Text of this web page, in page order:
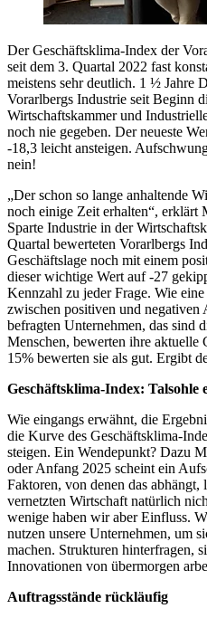
Der Geschäftsklima-Index der
seit dem 3. Quartal 2022 fast
meistens sehr deutlich. 1 ½ Jahre
Vorarlbergs Industrie seit Beginn
Wirtschaftskammer und
noch nie gegeben. Der neueste
-18,3 leicht ansteigen.
nein!
„Der schon so lange anhaltende
noch einige Zeit erhalten“, erklärt
Sparte Industrie in der
Quartal bewerteten Vorarlbergs
Geschäftslage noch mit einem
dieser wichtige Wert auf -27
Kennzahl zu jeder Frage. Wie
zwischen positiven und
befragten Unternehmen, das sind
Menschen, bewerten ihre aktuelle
15% bewerten sie als gut. Ergibt
Geschäftsklima-Index: Talsohle
Wie eingangs erwähnt, die
die Kurve des Geschäftsklima-
steigen. Ein Wendepunkt? Dazu
oder Anfang 2025 scheint ein
Faktoren, von denen das
vernetzten Wirtschaft natürlich
wenige haben wir aber Einfluss.
nutzen unsere Unternehmen, um
machen. Strukturen hinterfragen,
Innovationen von übermorgen
Auftragsstände rückläufig